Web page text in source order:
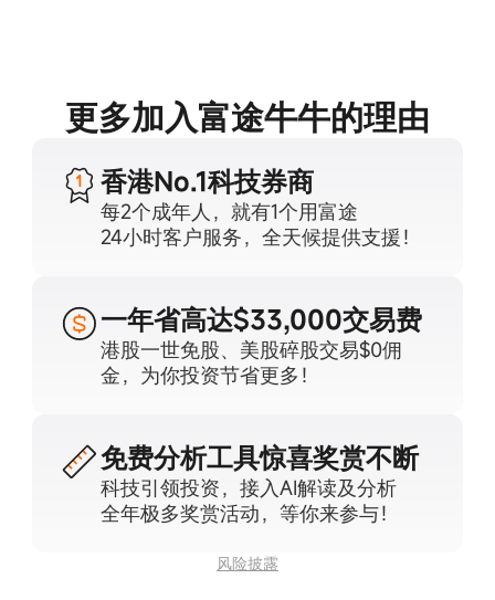
更多加入富途牛牛的理由
香港No.1科技券商
每2个成年人，就有1个用富途
24小时客户服务，全天候提供支援！
一年省高达$33,000交易费
港股一世免股、美股碎股交易$0佣
金，为你投资节省更多！
免费分析工具惊喜奖赏不断
科技引领投资，接入AI解读及分析
全年极多奖赏活动，等你来参与！
风险披露